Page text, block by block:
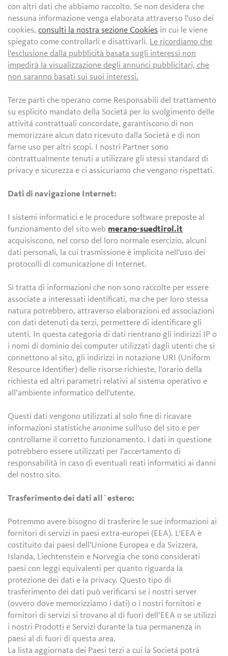
con altri dati che abbiamo raccolto. Se non desidera che
nessuna informazione venga elaborata attraverso l'uso dei
cookies,consulti la nostra sezione Cookies in cui le viene
spiegato come controllarli e disattivarli. Le ricordiamo che
l'esclusione dalla pubblicità basata sugli interessi non
impedirà la visualizzazione degli annunci pubblicitari, che
non saranno basati sui suoi interessi.
Terze parti che operano come Responsabili del trattamento
su esplicito mandato della Societá per lo svolgimento delle
attivitá contrattuali concordate, garantiscono di non
memorizzare alcun dato ricevuto dalla Societá e di non
farne uso per altri scopi. I nostri Partner sono
contrattualmente tenuti a utilizzare gli stessi standard di
privacy e sicurezza e ci assicuriamo che vengano rispettati.
Dati di navigazione Internet:
I sistemi informatici e le procedure software preposte al
funzionamento del sito web merano-suedtirol.it
acquisiscono, nel corso del loro normale esercizio, alcuni
dati personali, la cui trasmissione è implicita nell'uso dei
protocolli di comunicazione di Internet.
Si tratta di informazioni che non sono raccolte per essere
associate a interessati identificati, ma che per loro stessa
natura potrebbero, attraverso elaborazioni ed associazioni
con dati detenuti da terzi, permettere di identificare gli
utenti. In questa categoria di dati rientrano gli indirizzi IP o
i nomi di dominio dei computer utilizzati dagli utenti che si
connettono al sito, gli indirizzi in notazione URI (Uniform
Resource Identifier) delle risorse richieste, l'orario della
richiesta ed altri parametri relativi al sistema operativo e
all’ambiente informatico dell'utente.
Questi dati vengono utilizzati al solo fine di ricavare
informazioni statistiche anonime sull'uso del sito e per
controllarne il corretto funzionamento. I dati in questione
potrebbero essere utilizzati per l'accertamento di
responsabilità in caso di eventuali reati informatici ai danni
del nostro sito.
Trasferimento dei dati all´estero:
Potremmo avere bisogno di trasferire le sue informazioni ai
fornitori di servizi in paesi extra-europei (EEA). L‘EEA è
costituito dai paesi dell'Unione Europea e da Svizzera,
Islanda, Liechtenstein e Norvegia che sono considerati
paesi con leggi equivalenti per quanto riguarda la
protezione dei dati e la privacy. Questo tipo di
trasferimento dei dati può verificarsi se i nostri server
(ovvero dove memorizziamo i dati) o i nostri fornitori e
fornitori di servizi si trovano al di fuori dell’EEA o se utilizzi
i nostri Prodotti e Servizi durante la tua permanenza in
paesi al di fuori di questa area.
La lista aggiornata dei Paesi terzi a cui la Societá potrá